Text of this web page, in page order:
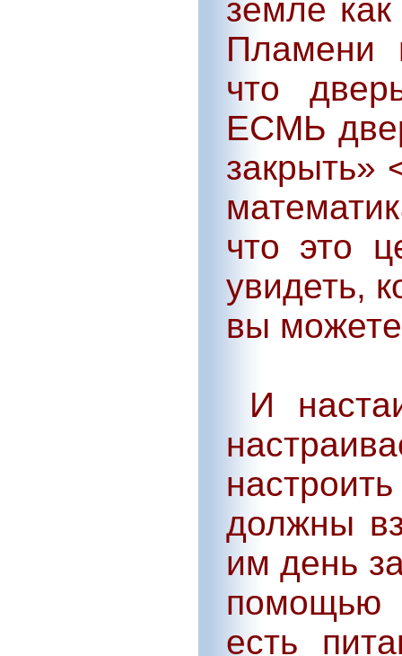
земле
Пламени
что
ЕСМЬ
закрыть»
что это
увидеть,
вы
И
должны
им день
помощью
есть